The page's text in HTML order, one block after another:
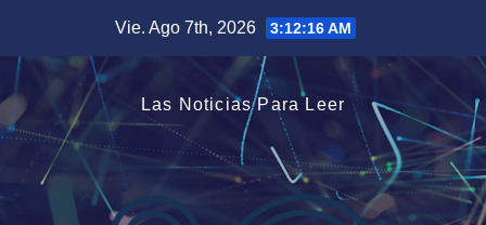
contenido
Vie. Ago 7th, 2026 3:12:17 AM
Las Noticias Para Leer